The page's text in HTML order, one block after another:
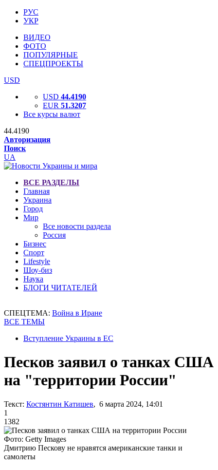
РУС
УКР
ВИДЕО
ФОТО
ПОПУЛЯРНЫЕ
СПЕЦПРОЕКТЫ
USD
USD 44.4190
EUR 51.3207
Все курсы валют
44.4190
Авторизация
Поиск
UA
ВСЕ РАЗДЕЛЫ
Главная
Украина
Город
Мир
Все новости раздела
Россия
Бизнес
Спорт
Lifestyle
Шоу-биз
Наука
БЛОГИ ЧИТАТЕЛЕЙ
СПЕЦТЕМА: Война в Иране
ВСЕ ТЕМЫ
Вступление Украины в ЕС
Песков заявил о танках США
на "территории России"
Текст: Костянтин Катишев, 6 марта 2024, 14:01
1
1382
Фото: Getty Images
Дмитрию Пескову не нравятся американские танки и
самолеты